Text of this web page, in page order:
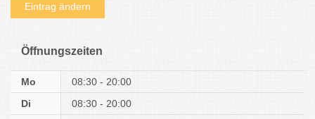
Eintrag ändern
Öffnungszeiten
Mo
08:30 - 20:00
Di
08:30 - 20:00